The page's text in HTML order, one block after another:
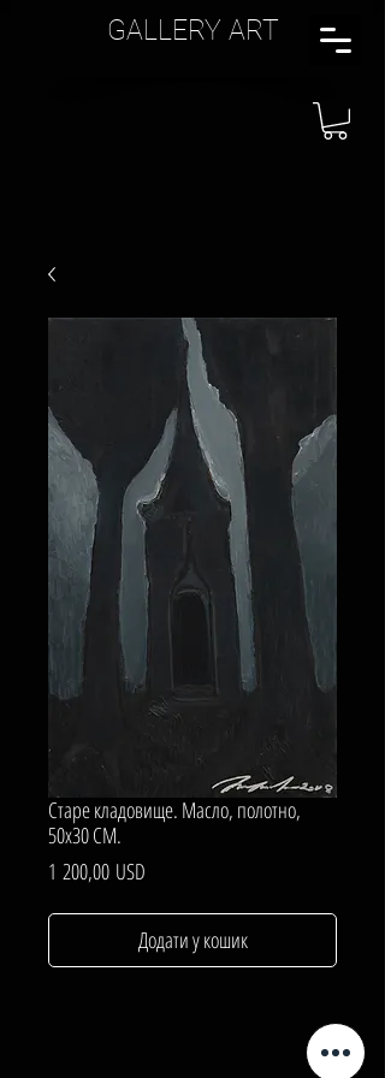
GALLERY ART
Старе кладовище. Масло, полотно,
50х30 СМ.
1 200,00 USD
Додати у кошик